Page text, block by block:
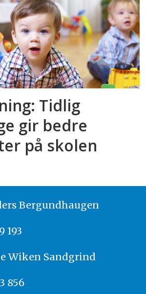
Tidlig
gir bedre
på skolen
Bergundhaugen
193
Wiken Sandgrind
856